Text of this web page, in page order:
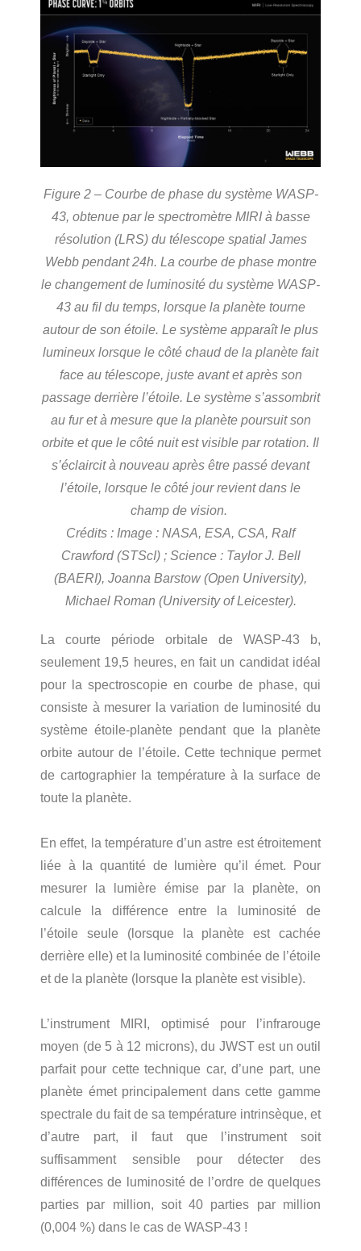
Figure 2 – Courbe de phase du système WASP-
43, obtenue par le spectromètre MIRI à basse
résolution (LRS) du télescope spatial James
Webb pendant 24h. La courbe de phase montre
le changement de luminosité du système WASP-
43 au fil du temps, lorsque la planète tourne
autour de son étoile. Le système apparaît le plus
lumineux lorsque le côté chaud de la planète fait
face au télescope, juste avant et après son
passage derrière l’étoile. Le système s’assombrit
au fur et à mesure que la planète poursuit son
orbite et que le côté nuit est visible par rotation. Il
s’éclaircit à nouveau après être passé devant
l’étoile, lorsque le côté jour revient dans le
champ de vision.
Crédits : Image : NASA, ESA, CSA, Ralf
Crawford (STScI) ; Science : Taylor J. Bell
(BAERI), Joanna Barstow (Open University),
Michael Roman (University of Leicester).
La courte période orbitale de WASP-43 b,
seulement 19,5 heures, en fait un candidat idéal
pour la spectroscopie en courbe de phase, qui
consiste à mesurer la variation de luminosité du
système étoile-planète pendant que la planète
orbite autour de l’étoile. Cette technique permet
de cartographier la température à la surface de
toute la planète.
En effet, la température d’un astre est étroitement
liée à la quantité de lumière qu’il émet. Pour
mesurer la lumière émise par la planète, on
calcule la différence entre la luminosité de
l’étoile seule (lorsque la planète est cachée
derrière elle) et la luminosité combinée de l’étoile
et de la planète (lorsque la planète est visible).
L’instrument MIRI, optimisé pour l’infrarouge
moyen (de 5 à 12 microns), du JWST est un outil
parfait pour cette technique car, d’une part, une
planète émet principalement dans cette gamme
spectrale du fait de sa température intrinsèque, et
d’autre part, il faut que l’instrument soit
suffisamment sensible pour détecter des
différences de luminosité de l’ordre de quelques
parties par million, soit 40 parties par million
(0,004 %) dans le cas de WASP-43 !